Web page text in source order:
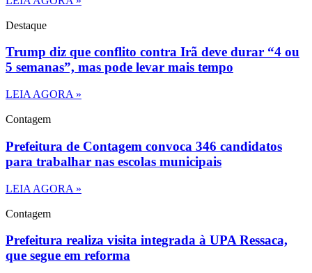
Destaque
Trump diz que conflito contra Irã deve durar “4 ou
5 semanas”, mas pode levar mais tempo
LEIA AGORA »
Contagem
Prefeitura de Contagem convoca 346 candidatos
para trabalhar nas escolas municipais
LEIA AGORA »
Contagem
Prefeitura realiza visita integrada à UPA Ressaca,
que segue em reforma